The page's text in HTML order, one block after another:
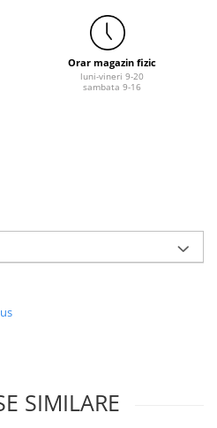
Orar magazin fizic
luni-vineri 9-20
sambata 9-16
SIMILARE